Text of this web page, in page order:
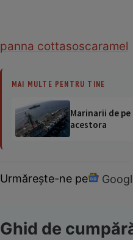
panna cottasoscaramel
MAI MULTE PENTRU TINE
Marinarii de
acestora
Urmărește-ne pe
Ghid de